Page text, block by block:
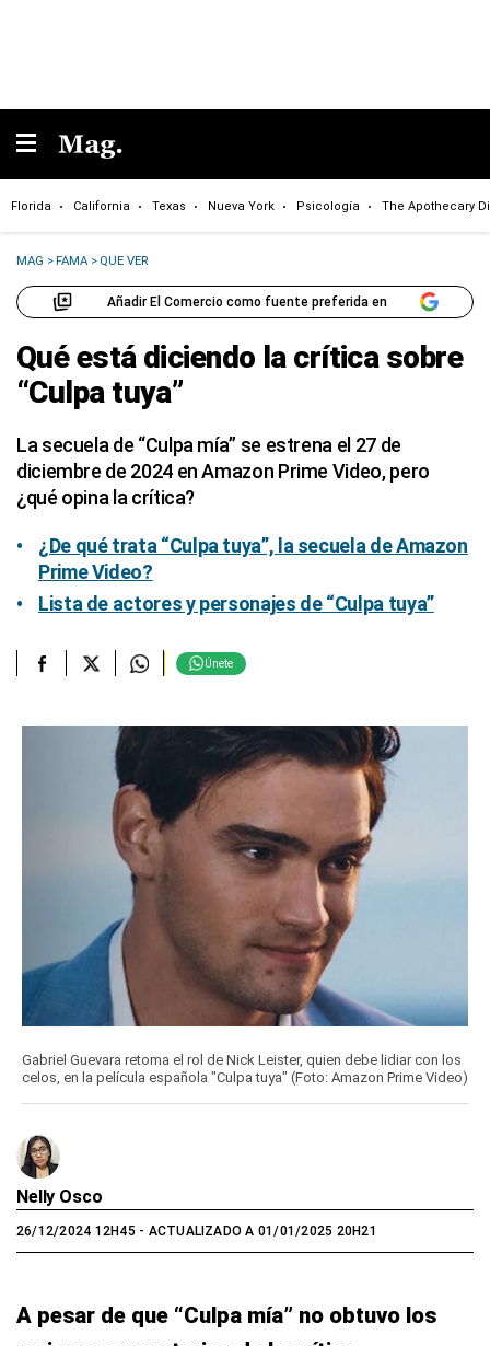
Florida California Texas Nueva York Psicología The Apothecary
MAG >FAMA > QUE VER
Añadir El Comercio como fuente preferida en
Qué está diciendo la crítica sobre
“Culpa tuya”
La secuela de “Culpa mía” se estrena el 27 de
diciembre de 2024 en Amazon Prime Video, pero
¿qué opina la crítica?
¿De qué trata “Culpa tuya”, la secuela de Amazon
Prime Video?
Lista de actores y personajes de “Culpa tuya”
Únete
Gabriel Guevara retoma el rol de Nick Leister, quien debe lidiar con los
celos, en la película española "Culpa tuya" (Foto: Amazon Prime Video)
Nelly Osco
26/12/2024 12H45 - ACTUALIZADO A 01/01/2025 20H21
A pesar de que “Culpa mía” no obtuvo los